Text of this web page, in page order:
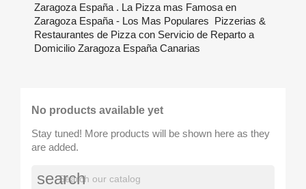
Zaragoza España . La Pizza mas Famosa en
Zaragoza España - Los Mas Populares Pizzerias &
Restaurantes de Pizza con Servicio de Reparto a
Domicilio Zaragoza España Canarias
No products available yet
Stay tuned! More products will be shown here as they
are added.
search